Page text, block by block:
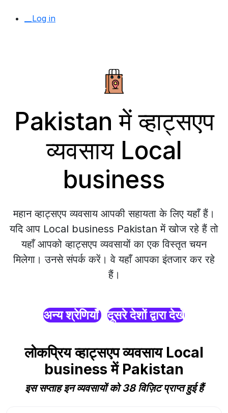
__Log in
Pakistan में व्हाट्सएप
व्यवसाय Local
business
महान व्हाट्सएप व्यवसाय आपकी सहायता के लिए यहाँ हैं।
यदि आप Local business Pakistan में खोज रहे हैं तो
यहाँ आपको व्हाट्सएप व्यवसायों का एक विस्तृत चयन
मिलेगा। उनसे संपर्क करें। वे यहाँ आपका इंतजार कर रहे
हैं।
अन्य श्रेणियाँ दूसरे देशों द्वारा देखें
लोकप्रिय व्हाट्सएप व्यवसाय Local
business में Pakistan
इस सप्ताह इन व्यवसायों को 38 विज़िट प्राप्त हुई हैं